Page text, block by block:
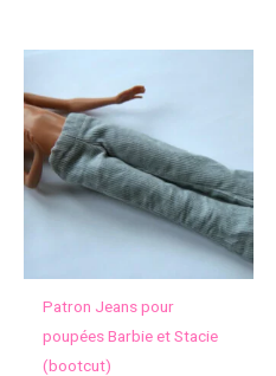
Patron Jeans pour
poupées Barbie et Stacie
(bootcut)